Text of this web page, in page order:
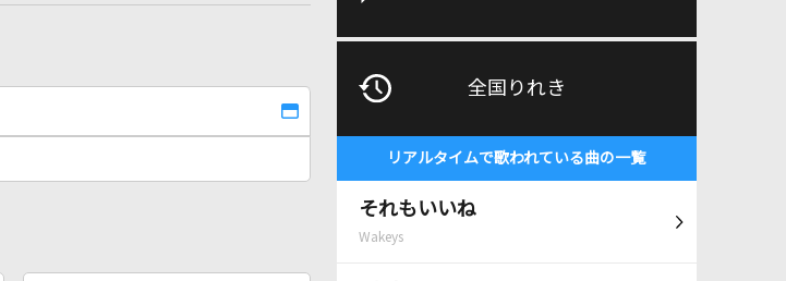
全国りれき
リアルタイムで歌われている曲の一覧
それもいいね
Wakeys